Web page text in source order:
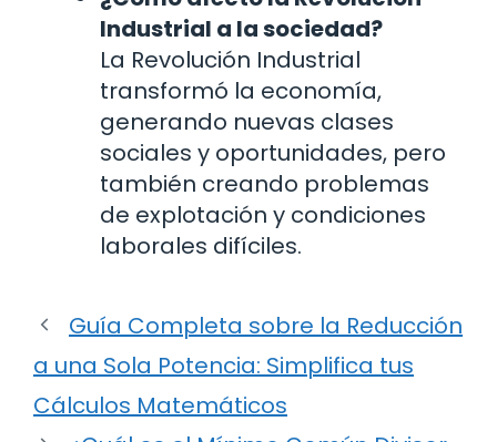
Industrial a la sociedad?
La Revolución Industrial
transformó la economía,
generando nuevas clases
sociales y oportunidades, pero
también creando problemas
de explotación y condiciones
laborales difíciles.
Guía Completa sobre la Reducción
a una Sola Potencia: Simplifica tus
Cálculos Matemáticos